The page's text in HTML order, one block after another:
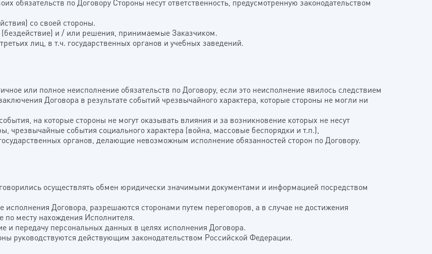
обязательств по Договору Стороны несут ответственность, предусмотренную законодательством
со своей стороны.
(бездействие) и / или решения, принимаемые Заказчиком.
лиц, в т.ч. государственных органов и учебных заведений.
или полное неисполнение обязательств по Договору, если это неисполнение явилось следствием
Договора в результате событий чрезвычайного характера, которые стороны не могли ни
на которые стороны не могут оказывать влияния и за возникновение которых не несут
чрезвычайные события социального характера (война, массовые беспорядки и т.п.),
органов, делающие невозможным исполнение обязанностей сторон по Договору.
осуществлять обмен юридически значимыми документами и информацией посредством
Договора, разрешаются сторонами путем переговоров, а в случае не достижения
месту нахождения Исполнителя.
и передачу персональных данных в целях исполнения Договора.
руководствуются действующим законодательством Российской Федерации.